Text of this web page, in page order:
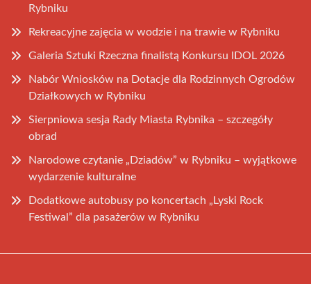
Rybniku
Rekreacyjne zajęcia w wodzie i na trawie w Rybniku
Galeria Sztuki Rzeczna finalistą Konkursu IDOL 2026
Nabór Wniosków na Dotacje dla Rodzinnych Ogrodów
Działkowych w Rybniku
Sierpniowa sesja Rady Miasta Rybnika – szczegóły
obrad
Narodowe czytanie „Dziadów” w Rybniku – wyjątkowe
wydarzenie kulturalne
Dodatkowe autobusy po koncertach „Lyski Rock
Festiwal” dla pasażerów w Rybniku